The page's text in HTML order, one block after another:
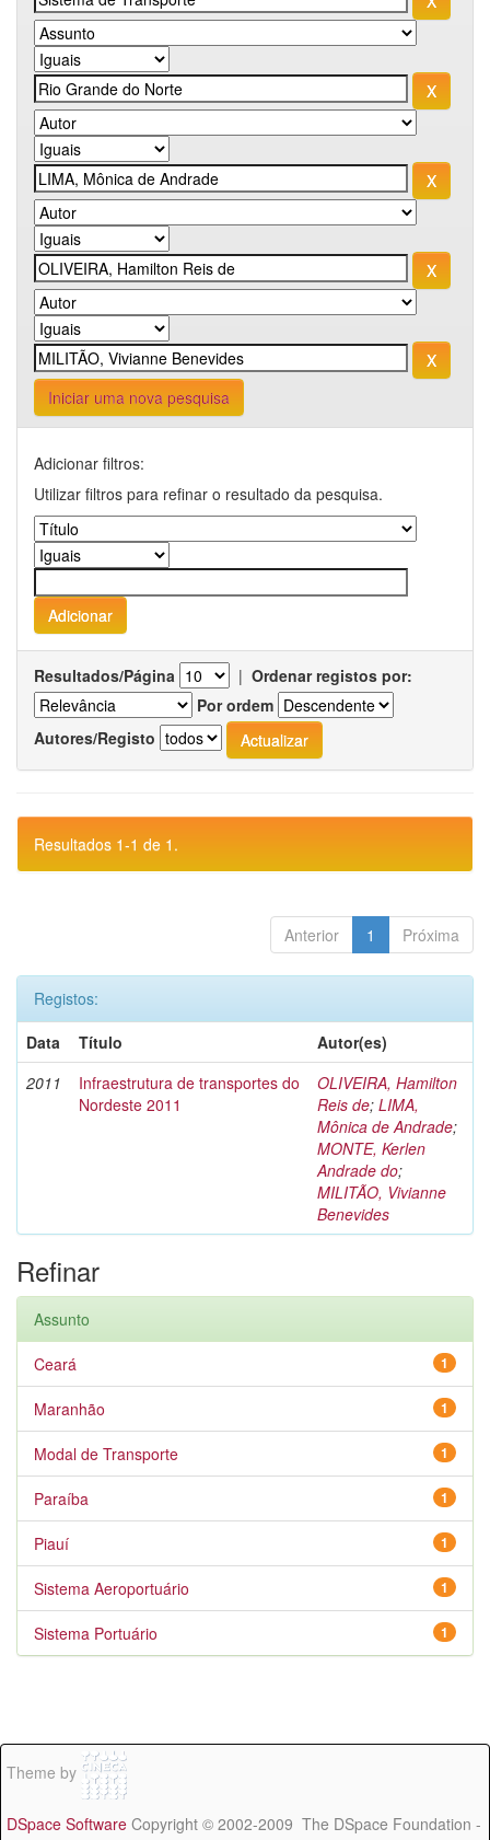
Iniciar uma nova pesquisa
Adicionar filtros:
Utilizar filtros para refinar o resultado da pesquisa.
Resultados/Página | Ordenar registos por:
Por ordem
Autores/Registo
Resultados 1-1 de 1.
Anterior 1 Próxima
Registos:
Data
Título
Autor(es)
2011
Infraestrutura de transportes do
Nordeste 2011
OLIVEIRA, Hamilton
Reis de; LIMA,
Mônica de Andrade;
MONTE, Kerlen
Andrade do;
MILITÃO, Vivianne
Benevides
Refinar
Assunto
1
Ceará
1
Maranhão
1
Modal de Transporte
1
Paraíba
1
Piauí
1
Sistema Aeroportuário
1
Sistema Portuário
Theme by
DSpace Software Copyright © 2002-2009 The DSpace Foundation -